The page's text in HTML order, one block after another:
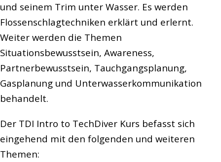
und seinem Trim unter Wasser. Es werden
Flossenschlagtechniken erklärt und erlernt.
Weiter werden die Themen
Situationsbewusstsein, Awareness,
Partnerbewusstsein, Tauchgangsplanung,
Gasplanung und Unterwasserkommunikation
behandelt.
Der TDI Intro to TechDiver Kurs befasst sich
eingehend mit den folgenden und weiteren
Themen: